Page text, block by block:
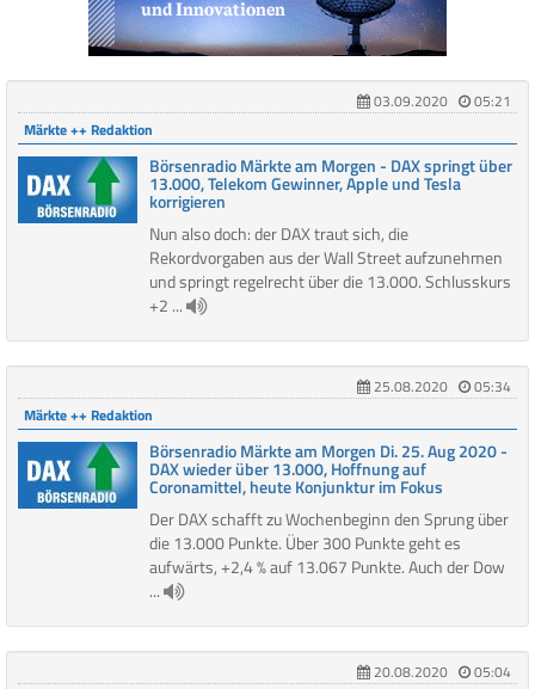
03.09.2020
05:21
Märkte ++ Redaktion
Börsenradio Märkte am Morgen - DAX springt über
13.000, Telekom Gewinner, Apple und Tesla
korrigieren
Nun also doch: der DAX traut sich, die
Rekordvorgaben aus der Wall Street aufzunehmen
und springt regelrecht über die 13.000. Schlusskurs
+2 ...
25.08.2020
05:34
Märkte ++ Redaktion
Börsenradio Märkte am Morgen Di. 25. Aug 2020 -
DAX wieder über 13.000, Hoffnung auf
Coronamittel, heute Konjunktur im Fokus
Der DAX schafft zu Wochenbeginn den Sprung über
die 13.000 Punkte. Über 300 Punkte geht es
aufwärts, +2,4 % auf 13.067 Punkte. Auch der Dow
...
20.08.2020
05:04